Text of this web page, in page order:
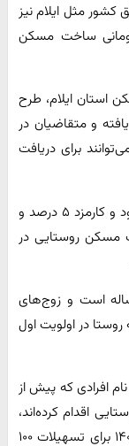
کشور مثل ایلام نیز
وام ۲۰۰ میلیون تومانی ساخت مسکن
استان ایلام، طرح
و متقاضیان در
جمعیت می‌توانند برای دریافت
وی افزود: طرح تسهیلات مسکن روستایی با سود و کارمزد ۵ درصد و
مسکن روستایی در
بیان کرد: بازپرداخت این تسهیلات ۲۰ ساله است و زوج‌های
در اولویت اول
افرادی که پیش از
روستایی اقدام کرده‌اند،
گفت: افرادی که تا تاریخ بیستم دی ماه سال ۱۴۰۰ برای تسهیلات ۱۰۰